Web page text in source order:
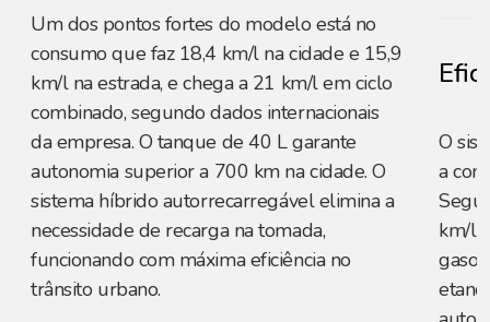
Um dos pontos fortes do modelo está no
consumo que faz 18,4 km/l na cidade e 15,9
km/l na estrada, e chega a 21 km/l em ciclo
combinado, segundo dados internacionais
da empresa. O tanque de 40 L garante
autonomia superior a 700 km na cidade. O
sistema híbrido autorrecarregável elimina a
necessidade de recarga na tomada,
funcionando com máxima eficiência no
trânsito urbano.
O
a
km/l